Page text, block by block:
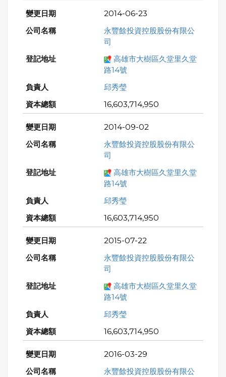
2014-06-23
永豐餘投資控股股份有限公
司
高雄市大樹區久堂里久堂
路14號
邱秀瑩
16,603,714,950
2014-09-02
永豐餘投資控股股份有限公
司
高雄市大樹區久堂里久堂
路14號
邱秀瑩
16,603,714,950
2015-07-22
永豐餘投資控股股份有限公
司
高雄市大樹區久堂里久堂
路14號
邱秀瑩
16,603,714,950
2016-03-29
永豐餘投資控股股份有限公